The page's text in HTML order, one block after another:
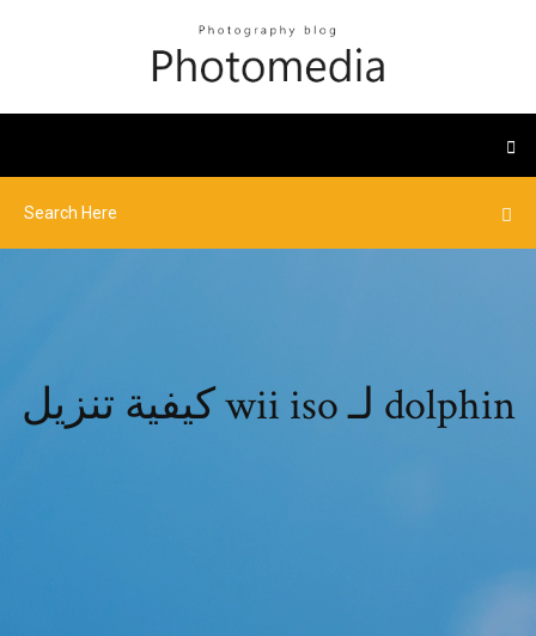
كيفية تنزيل wii iso لـ dolphin